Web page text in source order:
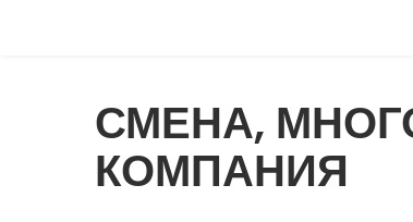
СМЕНА,
КОМПАНИЯ